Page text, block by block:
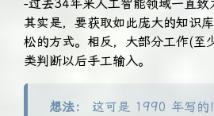
-过去34年来人工智能领域一直
其实是，要获取如此庞大的知识
松的方式。相反，大部分工作(至
类判断以后手工输入。
想法： 这可是 1990 年写的